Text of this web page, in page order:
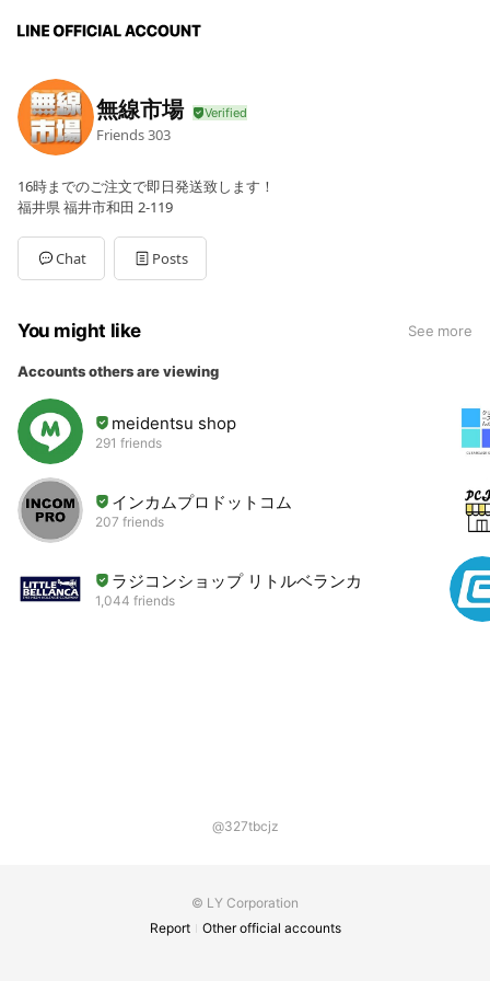
無線市場
Friends303
16時までのご注文で即日発送致します！
福井県 福井市和田 2-119
Chat Posts
You might like See more
Accounts others are viewing
meidentsu shop
291 friends
インカムプロドットコム
207 friends
ラジコンショップ リトルベランカ
1,044 friends
@327tbcjz
© LY Corporation
Report
Other official accounts